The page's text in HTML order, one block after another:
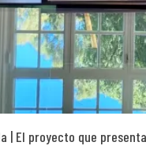
| El proyecto que